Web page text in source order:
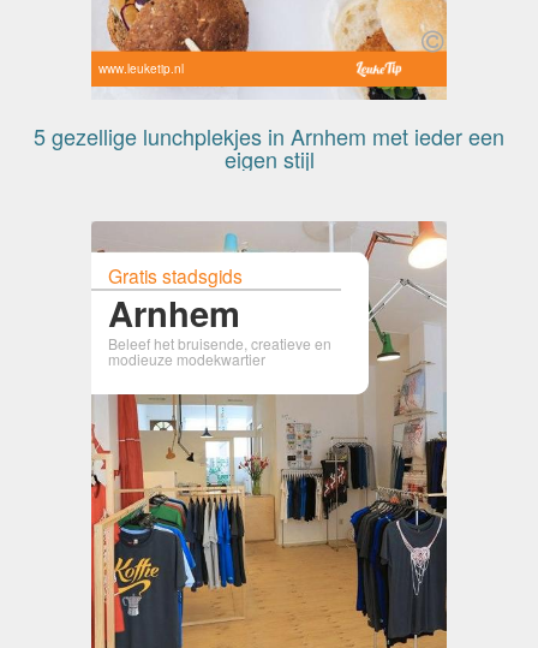
www.leuketip.nl
5 gezellige lunchplekjes in Arnhem met ieder een
eigen stijl
Gratis stadsgids
Arnhem
Beleef het bruisende, creatieve en
modieuze modekwartier